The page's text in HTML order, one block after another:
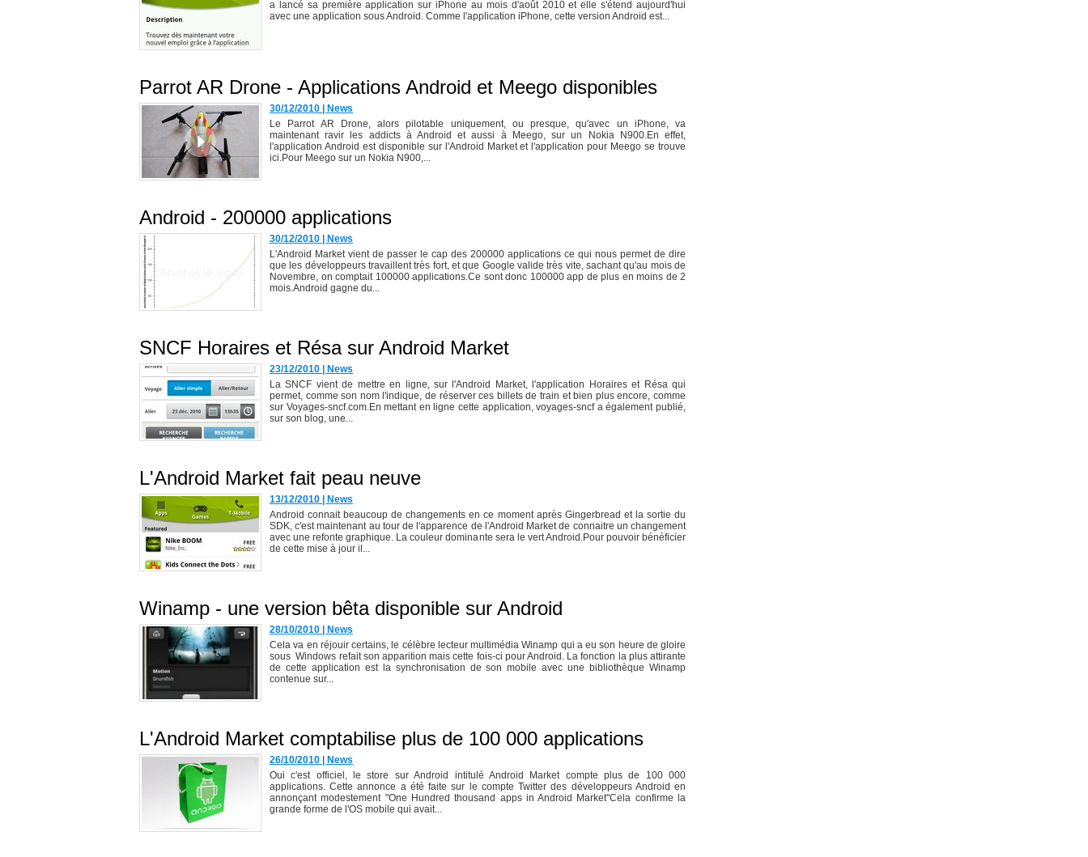
a lancé sa première application sur iPhone au mois d'août 2010 et elle s'étend aujourd'hui
avec une application sous Android. Comme l'application iPhone, cette version Android est...
Parrot AR Drone - Applications Android et Meego disponibles
30/12/2010
News
Le Parrot AR Drone, alors pilotable uniquement, ou presque, qu'avec un iPhone, va
maintenant ravir les addicts à Android et aussi à Meego, sur un Nokia N900.En effet,
l'application Android est disponible sur l'Android Market et l'application pour Meego se trouve
ici.Pour Meego sur un Nokia N900,...
Android - 200000 applications
30/12/2010
News
L'Android Market vient de passer le cap des 200000 applications ce qui nous permet de dire
que les développeurs travaillent très fort, et que Google valide très vite, sachant qu'au mois de
Novembre, on comptait 100000 applications.Ce sont donc 100000 app de plus en moins de 2
mois.Android gagne du...
SNCF Horaires et Résa sur Android Market
23/12/2010
News
La SNCF vient de mettre en ligne, sur l'Android Market, l'application Horaires et Résa qui
permet, comme son nom l'indique, de réserver ces billets de train et bien plus encore, comme
sur Voyages-sncf.com.En mettant en ligne cette application, voyages-sncf a également publié,
sur son blog, une...
L'Android Market fait peau neuve
13/12/2010
News
Android connait beaucoup de changements en ce moment après Gingerbread et la sortie du
SDK, c'est maintenant au tour de l'apparence de l'Android Market de connaitre un changement
avec une refonte graphique. La couleur dominante sera le vert Android.Pour pouvoir bénéficier
de cette mise à jour il...
Winamp - une version bêta disponible sur Android
28/10/2010
News
Cela va en réjouir certains, le célèbre lecteur multimédia Winamp qui a eu son heure de gloire
sous Windows refait son apparition mais cette fois-ci pour Android. La fonction la plus attirante
de cette application est la synchronisation de son mobile avec une bibliothèque Winamp
contenue sur...
L'Android Market comptabilise plus de 100 000 applications
26/10/2010
News
Oui c'est officiel, le store sur Android intitulé Android Market compte plus de 100 000
applications. Cette annonce a été faite sur le compte Twitter des développeurs Android en
annonçant modestement "One Hundred thousand apps in Android Market"Cela confirme la
grande forme de l'OS mobile qui avait...